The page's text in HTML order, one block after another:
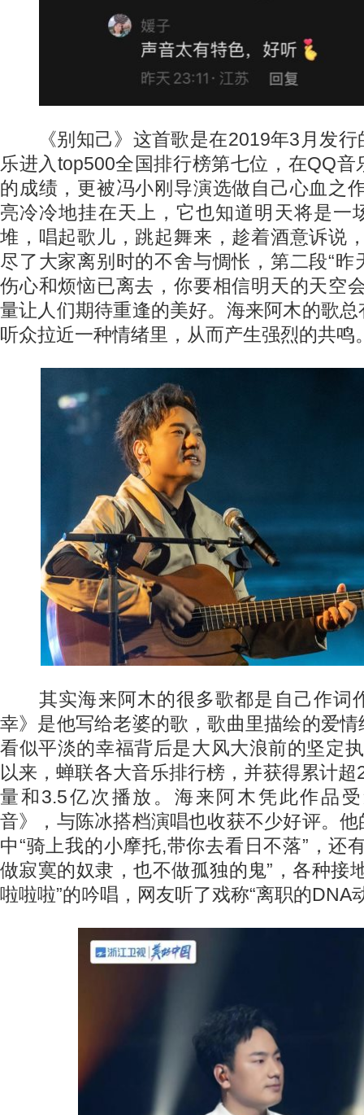
《别知己》这首歌是在2019年3月发行
乐进入top500全国排行榜第七位，在QQ
的成绩，更被冯小刚导演选做自己心血之
亮冷冷地挂在天上，它也知道明天将是一
堆，唱起歌儿，跳起舞来，趁着酒意诉说
尽了大家离别时的不舍与惆怅，第二段“昨
伤心和烦恼已离去，你要相信明天的天空
量让人们期待重逢的美好。海来阿木的歌
听众拉近一种情绪里，从而产生强烈的共鸣
其实海来阿木的很多歌都是自己作词
幸》是他写给老婆的歌，歌曲里描绘的爱
看似平淡的幸福背后是大风大浪前的坚定
以来，蝉联各大音乐排行榜，并获得累计
量和3.5亿次播放。海来阿木凭此作品
音》，与陈冰搭档演唱也收获不少好评。
中“骑上我的小摩托,带你去看日不落”，还
做寂寞的奴隶，也不做孤独的鬼”，各种接
啦啦啦”的吟唱，网友听了戏称“离职的DNA